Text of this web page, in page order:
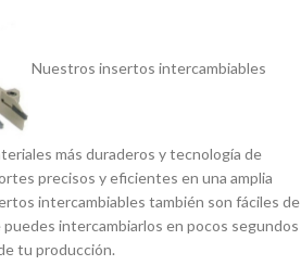
Nuestros insertos intercambiables
más duraderos y tecnologí­a de
precisos y eficientes en una amplia
intercambiables también son fáciles de
puedes intercambiarlos en pocos segundos
tu producción.